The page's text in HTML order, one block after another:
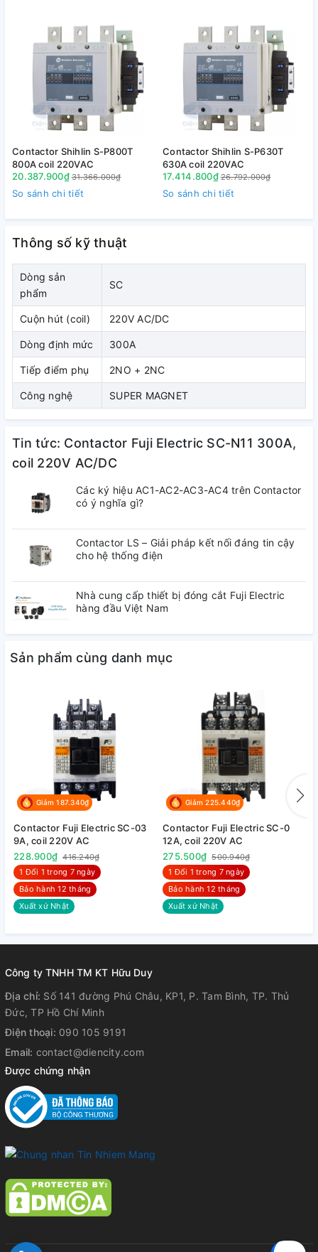
1.2. Diễn giải mã hàng
1.3. Kích thước
- Nâng cao hiệu suất hoạt động
- Kiểm soát việc đóng ngắt bằng hệ thống điện tử tiên tiến
(IC Controlled), kiểm soát được các bất ổn xảy ra trong quá
trình đóng ngắt.
- Không gây sụt áp và giảm tiếng ồn đáng kể
điện AC (50/60HZ) và dòng điện đầu vào DC
Contactor Shihlin S-P800T
800A coil 220VAC
20.387.900₫ 31.366.000₫
So sánh chi tiết
Contactor Shihlin S-P630T
630A coil 220VAC
17.414.800₫ 26.792.000₫
So sánh chi tiết
Thông số kỹ thuật
Dòng sản
phẩm
SC
Cuộn hút (coil) 220V AC/DC
Dòng định mức 300A
Tiếp điểm phụ 2NO + 2NC
Công nghệ SUPER MAGNET
Tin tức: Contactor Fuji Electric SC-N11 300A,
coil 220V AC/DC
Các ký hiệu AC1-AC2-AC3-AC4 trên Contactor
có ý nghĩa gì?
Contactor LS – Giải pháp kết nối đáng tin cậy
cho hệ thống điện
Nhà cung cấp thiết bị đóng cắt Fuji Electric
hàng đầu Việt Nam
Sản phẩm cùng danh mục
Giảm 187.340₫
Contactor Fuji Electric SC-03
9A, coil 220V AC
228.900₫ 416.240₫
1 Đổi 1 trong 7 ngày
Bảo hành 12 tháng
Xuất xứ Nhật
Giảm 225.440₫
Contactor Fuji Electric SC-0
12A, coil 220V AC
275.500₫ 500.940₫
1 Đổi 1 trong 7 ngày
Bảo hành 12 tháng
Xuất xứ Nhật
Công ty TNHH TM KT Hữu Duy
Địa chỉ: Số 141 đường Phú Châu, KP1, P. Tam Bình, TP. Thủ
Đức, TP Hồ Chí Minh
Điện thoại: 090 105 9191
Email: contact@diencity.com
Được chứng nhận